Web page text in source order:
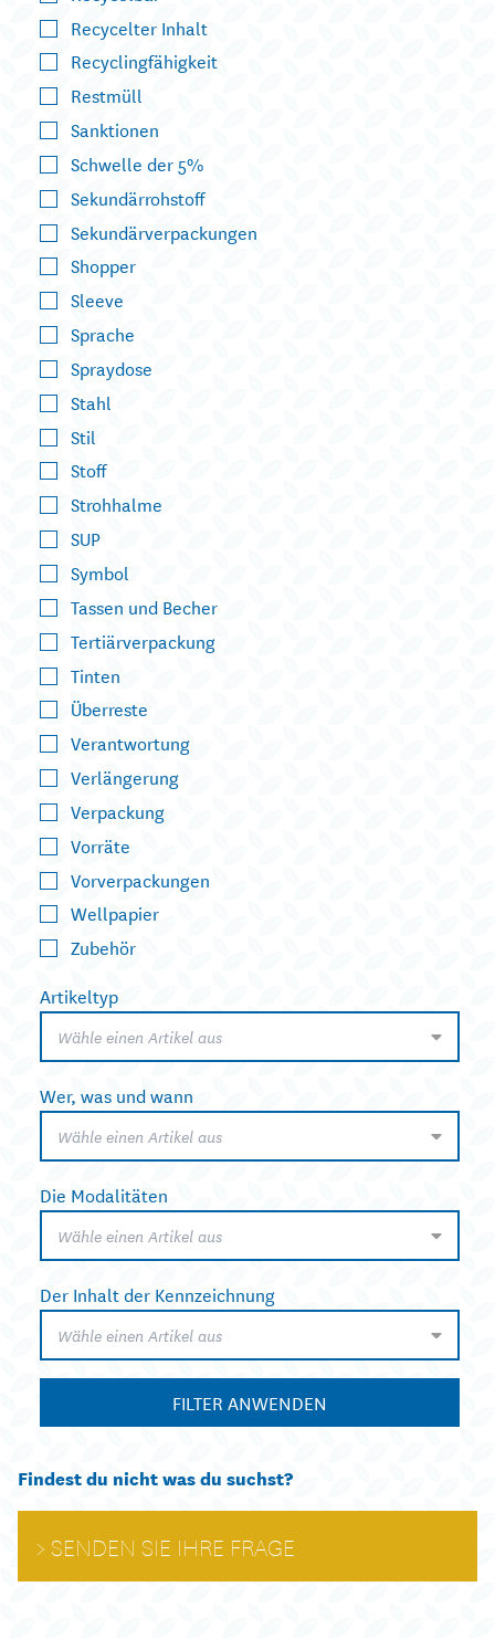
Recycelter Inhalt
Recyclingfähigkeit
Restmüll
Sanktionen
Schwelle der 5%
Sekundärrohstoff
Sekundärverpackungen
Shopper
Sleeve
Sprache
Spraydose
Stahl
Stil
Stoff
Strohhalme
SUP
Symbol
Tassen und Becher
Tertiärverpackung
Tinten
Überreste
Verantwortung
Verlängerung
Verpackung
Vorräte
Vorverpackungen
Wellpapier
Zubehör
Artikeltyp
Wähle einen Artikel aus
Wer, was und wann
Wähle einen Artikel aus
Die Modalitäten
Wähle einen Artikel aus
Der Inhalt der Kennzeichnung
Wähle einen Artikel aus
FILTER ANWENDEN
Findest du nicht was du suchst?
SENDEN SIE IHRE FRAGE